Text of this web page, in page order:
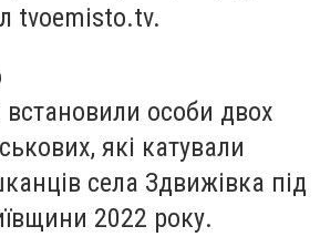
tvoemisto.tv.
встановили особи двох
які катували
села Здвижівка під
2022 року.